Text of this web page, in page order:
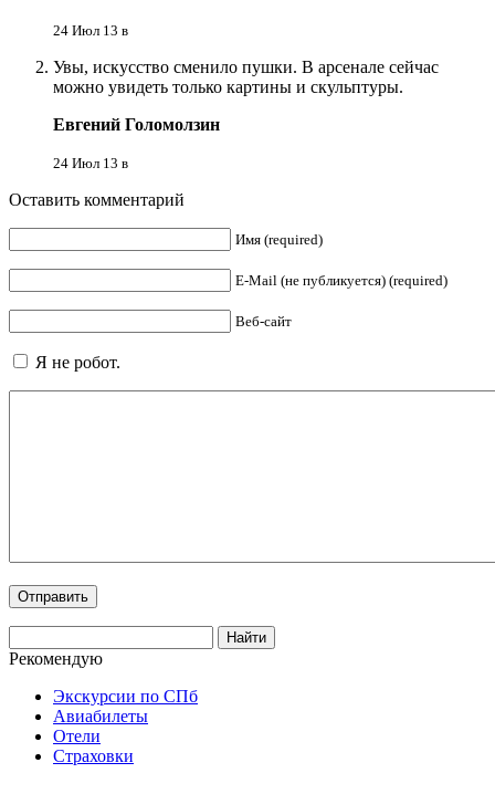
24 Июл 13 в
Увы, искусство сменило пушки. В арсенале сейчас
можно увидеть только картины и скульптуры.
Евгений Голомолзин
24 Июл 13 в
Оставить комментарий
Имя (required)
E-Mail (не публикуется) (required)
Веб-сайт
Я не робот.
Рекомендую
Экскурсии по СПб
Авиабилеты
Отели
Страховки